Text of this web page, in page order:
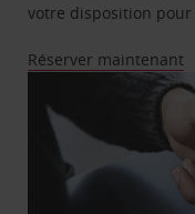
votre disposition pour
Réserver maintenant